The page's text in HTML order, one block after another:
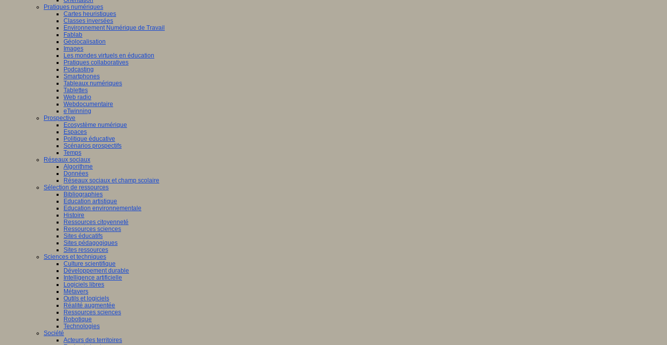
Pratiques numériques
Cartes heuristiques
Classes inversées
Environnement Numérique de Travail
Fablab
Géolocalisation
Images
Les mondes virtuels en éducation
Pratiques collaboratives
Podcasting
Smartphones
Tableaux numériques
Tablettes
Web radio
Webdocumentaire
eTwinning
Prospective
Ecosystème numérique
Espaces
Politique éducative
Scénarios prospectifs
Temps
Réseaux sociaux
Algorithme
Données
Réseaux sociaux et champ scolaire
Sélection de ressources
Bibliographies
Education artistique
Education environnementale
Histoire
Ressources citoyenneté
Ressources sciences
Sites éducatifs
Sites pédagogiques
Sites ressources
Sciences et techniques
Culture scientifique
Développement durable
Intelligence artificielle
Logiciels libres
Métavers
Outils et logiciels
Réalité augmentée
Ressources sciences
Robotique
Technologies
Société
Acteurs des territoires